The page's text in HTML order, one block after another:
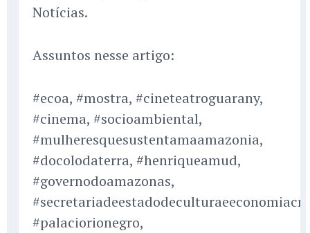
Notícias.
Assuntos nesse artigo:
#ecoa, #mostra, #cineteatroguarany,
#cinema, #socioambiental,
#mulheresquesustentamaamazonia,
#docolodaterra, #henriqueamud,
#governodoamazonas,
#palaciorionegro,